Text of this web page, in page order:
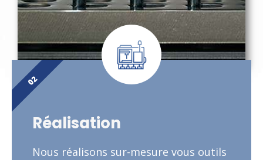
Réalisation
Nous réalisons sur-mesure vous outils
02